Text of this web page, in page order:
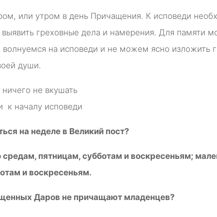
или утром в день Причащения. К исповеди
греховные дела и намерения. Для памяти
на исповеди и не можем ясно изложить
души.
не вкушать
к началу исповеди
на неделе в Великий пост?
пятницам, субботам и воскресеньям;
и воскресеньям.
Даров не причащают младенцев?